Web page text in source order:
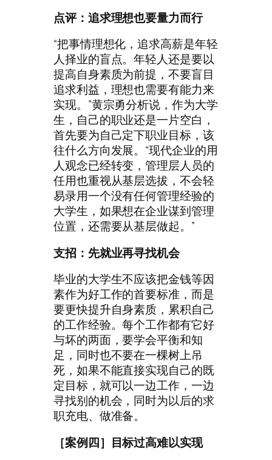
点评：追求理想也要量力而行
“把事情理想化，追求高薪是年轻
人择业的盲点。年轻人还是要以
提高自身素质为前提，不要盲目
追求利益，理想也需要有能力来
实现。”黄宗勇分析说，作为大学
生，自己的职业还是一片空白，
首先要为自己定下职业目标，该
往什么方向发展。“现代企业的用
人观念已经转变，管理层人员的
任用也重视从基层选拔，不会轻
易录用一个没有任何管理经验的
大学生，如果想在企业谋到管理
位置，还需要从基层做起。”
支招：先就业再寻找机会
毕业的大学生不应该把金钱等因
素作为好工作的首要标准，而是
要更快提升自身素质，累积自己
的工作经验。每个工作都有它好
与坏的两面，要学会平衡和知
足，同时也不要在一棵树上吊
死，如果不能直接实现自己的既
定目标，就可以一边工作，一边
寻找别的机会，同时为以后的求
职充电、做准备。
［案例四］ 目标过高难以实现